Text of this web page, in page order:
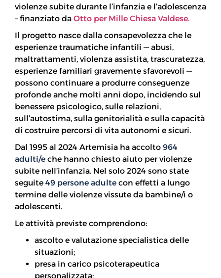
violenze subite durante l’infanzia e l’adolescenza
– finanziato da Otto per Mille Chiesa Valdese.
Il progetto nasce dalla consapevolezza che le
esperienze traumatiche infantili — abusi,
maltrattamenti, violenza assistita, trascuratezza,
esperienze familiari gravemente sfavorevoli —
possono continuare a produrre conseguenze
profonde anche molti anni dopo, incidendo sul
benessere psicologico, sulle relazioni,
sull’autostima, sulla genitorialità e sulla capacità
di costruire percorsi di vita autonomi e sicuri.
Dal 1995 al 2024 Artemisia ha accolto 964
adulti/e che hanno chiesto aiuto per violenze
subite nell’infanzia. Nel solo 2024 sono state
seguite 49 persone adulte con effetti a lungo
termine delle violenze vissute da bambine/i o
adolescenti.
Le attività previste comprendono:
ascolto e valutazione specialistica delle
situazioni;
presa in carico psicoterapeutica
personalizzata;